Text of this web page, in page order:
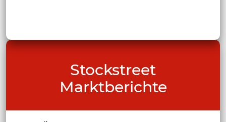
Stockstreet
Marktberichte